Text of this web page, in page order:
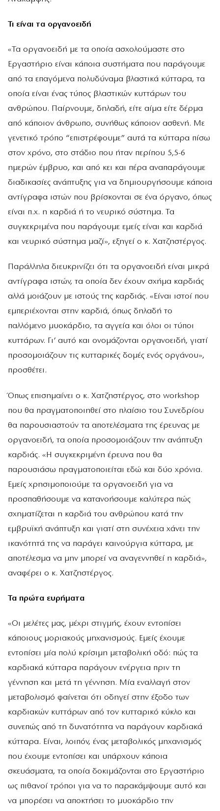
Τι είναι τα οργανοειδή
«Τα οργανοειδή με τα οποία ασχολούμαστε στο
Εργαστήριο είναι κάποια συστήματα που παράγουμε
από τα επαγόμενα πολυδύναμα βλαστικά κύτταρα, τα
οποία είναι ένας τύπος βλαστικών κυττάρων του
ανθρώπου. Παίρνουμε, δηλαδή, είτε αίμα είτε δέρμα
από κάποιον άνθρωπο, συνήθως κάποιον ασθενή. Με
γενετικό τρόπο “επιστρέφουμε” αυτά τα κύτταρα πίσω
στον χρόνο, στο στάδιο που ήταν περίπου 5,5-6
ημερών έμβρυο, και από κει και πέρα αναπαράγουμε
διαδικασίες ανάπτυξης για να δημιουργήσουμε κάποια
αντίγραφα ιστών που βρίσκονται σε ένα όργανο, όπως
είναι π.χ. η καρδιά ή το νευρικό σύστημα. Τα
συγκεκριμένα που παράγουμε εμείς είναι και καρδιά
και νευρικό σύστημα μαζί», εξηγεί ο κ. Χατζηστέργος.
Παράλληλα διευκρινίζει ότι τα οργανοειδή είναι μικρά
αντίγραφα ιστών, τα οποία δεν έχουν σχήμα καρδιάς
αλλά μοιάζουν με ιστούς της καρδιάς. «Είναι ιστοί που
εμπεριέχονται στην καρδιά, όπως δηλαδή το
παλλόμενο μυοκάρδιο, τα αγγεία και όλοι οι τύποι
κυττάρων. Γι’ αυτό και ονομάζονται οργανοειδή, γιατί
προσομοιάζουν τις κυτταρικές δομές ενός οργάνου»,
προσθέτει.
Όπως επισημαίνει ο κ. Χατζηστέργος, στο workshop
που θα πραγματοποιηθεί στο πλαίσιο του Συνεδρίου
θα παρουσιαστούν τα αποτελέσματα της έρευνας με
οργανοειδή, τα οποία προσομοιάζουν την ανάπτυξη
καρδιάς. «Η συγκεκριμένη έρευνα που θα
παρουσιάσω πραγματοποιείται εδώ και δύο χρόνια.
Εμείς χρησιμοποιούμε τα οργανοειδή για να
προσπαθήσουμε να κατανοήσουμε καλύτερα πώς
σχηματίζεται η καρδιά του ανθρώπου κατά την
εμβρυϊκή ανάπτυξη και γιατί στη συνέχεια χάνει την
ικανότητά της να παράγει καινούργια κύτταρα, με
αποτέλεσμα να μην μπορεί να αναγεννηθεί η καρδιά»,
αναφέρει ο κ. Χατζηστέργος.
Τα πρώτα ευρήματα
«Οι μελέτες μας, μέχρι στιγμής, έχουν εντοπίσει
κάποιους μοριακούς μηχανισμούς. Εμείς έχουμε
εντοπίσει μία πολύ κρίσιμη μεταβολική οδό: πώς τα
καρδιακά κύτταρα παράγουν ενέργεια πριν τη
γέννηση και μετά τη γέννηση. Μία εναλλαγή στον
μεταβολισμό φαίνεται ότι οδηγεί στην έξοδο των
καρδιακών κυττάρων από τον κυτταρικό κύκλο και
συνεπώς από τη δυνατότητα να παράγουν καρδιακά
κύτταρα. Είναι, λοιπόν, ένας μεταβολικός μηχανισμός
που έχουμε εντοπίσει και υπάρχουν κάποια
σκευάσματα, τα οποία δοκιμάζονται στο Εργαστήριο
ως πιθανοί τρόποι για να το παρακάμψουμε αυτό και
να μπορέσει να αποκτήσει το μυοκάρδιο την